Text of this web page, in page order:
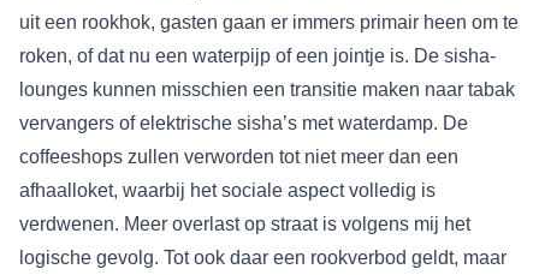
uit een rookhok, gasten gaan er immers primair heen om te
roken, of dat nu een waterpijp of een jointje is. De sisha-
lounges kunnen misschien een transitie maken naar tabak
vervangers of elektrische sisha’s met waterdamp. De
coffeeshops zullen verworden tot niet meer dan een
afhaalloket, waarbij het sociale aspect volledig is
verdwenen. Meer overlast op straat is volgens mij het
logische gevolg. Tot ook daar een rookverbod geldt, maar